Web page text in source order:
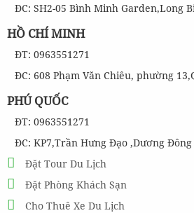
ĐC: SH2-05 Bình Minh Garden,Long
HỒ CHÍ MINH
ĐT: 0963551271
ĐC: 608 Phạm Văn Chiêu, phường
PHÚ QUỐC
ĐT: 0963551271
ĐC: KP7,Trần Hưng Đạo ,Dương Đông
Đặt Tour Du Lịch
Đặt Phòng Khách Sạn
Cho Thuê Xe Du Lịch